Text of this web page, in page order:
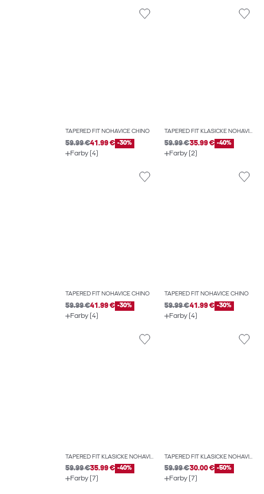
TAPERED FIT NOHAVICE CHINO
59.99 €41.99 € -30%
Farby (4)
TAPERED FIT KLASICKÉ NOHAVICE
59.99 €35.99 € -40%
Farby (2)
TAPERED FIT NOHAVICE CHINO
59.99 €41.99 € -30%
Farby (4)
TAPERED FIT NOHAVICE CHINO
59.99 €41.99 € -30%
Farby (4)
TAPERED FIT KLASICKÉ NOHAVICE
59.99 €35.99 € -40%
Farby (7)
TAPERED FIT KLASICKÉ NOHAVICE
59.99 €30.00 € -50%
Farby (7)